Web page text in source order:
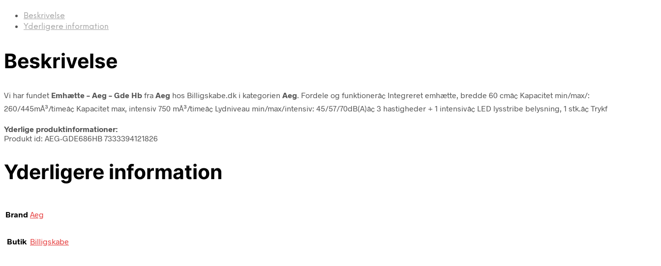
Beskrivelse
Yderligere information
Beskrivelse
Vi har fundet Emhætte – Aeg – Gde Hb fra Aeg hos Billigskabe.dk i kategorien Aeg . Fordele og funktionerâ¢ Integreret emhætte, bredde 60 cmâ¢ Kapacitet min/max/:
260/445mÂ³/timeâ¢ Kapacitet max, intensiv 750 mÂ³/timeâ¢ Lydniveau min/max/intensiv: 45/57/70dB(A)â¢ 3 hastigheder + 1 intensivâ¢ LED lysstribe belysning, 1 stk.â¢ Trykf
Yderlige produktinformationer:
Produkt id: AEG-GDE686HB 7333394121826
Yderligere information
Brand Aeg
Butik Billigskabe